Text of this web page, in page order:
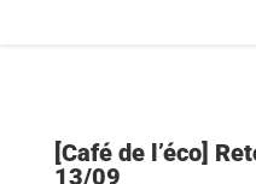
[Café de l’éco]
13/09